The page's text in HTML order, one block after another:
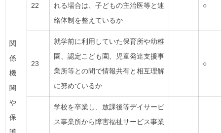
関
係
機
関
や
保
22
れる場合は、子どもの主治医等と連
絡体制を整えているか
○
23
就学前に利用していた保育所や幼稚
園、認定こども園、児童発達支援事
業所等との間で情報共有と相互理解
に努めているか
○
学校を卒業し、放課後等デイサービ
ス事業所から障害福祉サービス事業